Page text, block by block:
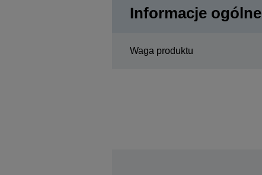
Informacje ogólne
Waga produktu